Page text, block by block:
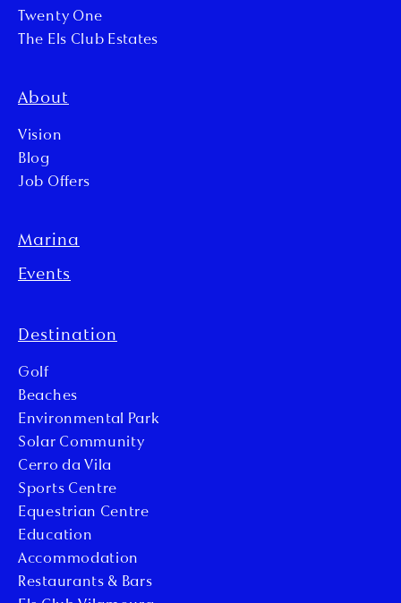
Twenty One
The Els Club Estates
About
Vision
Blog
Job Offers
Marina
Events
Destination
Golf
Beaches
Environmental Park
Solar Community
Cerro da Vila
Sports Centre
Equestrian Centre
Education
Accommodation
Restaurants & Bars